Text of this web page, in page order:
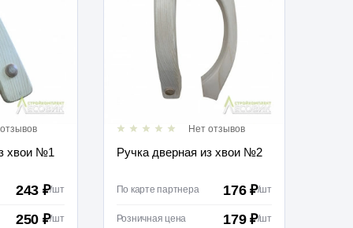
хвои №1
243 ₽/шт
250 ₽/шт
Нет отзывов
Ручка дверная из хвои №2
По карте партнера 176 ₽/шт
Розничная цена 179 ₽/шт